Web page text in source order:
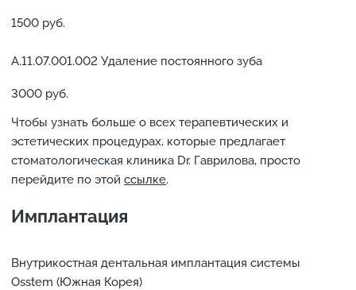
1500 руб.
А.11.07.001.002 Удаление постоянного зуба
3000 руб.
Чтобы узнать больше о всех терапевтических и
эстетических процедурах, которые предлагает
стоматологическая клиника Dr. Гаврилова, просто
перейдите по этой ссылке.
Имплантация
Внутрикостная дентальная имплантация системы
Osstem (Южная Корея)